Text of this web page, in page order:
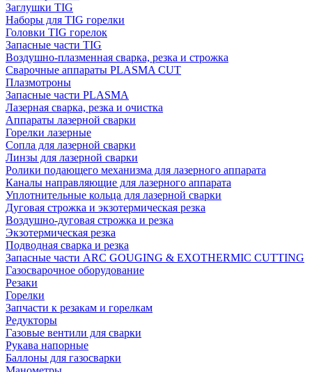
Заглушки TIG
Наборы для TIG горелки
Головки TIG горелок
Запасные части TIG
Воздушно-плазменная сварка, резка и строжка
Сварочные аппараты PLASMA CUT
Плазмотроны
Запасные части PLASMA
Лазерная сварка, резка и очистка
Аппараты лазерной сварки
Горелки лазерные
Сопла для лазерной сварки
Линзы для лазерной сварки
Ролики подающего механизма для лазерного аппарата
Каналы направляющие для лазерного аппарата
Уплотнительные кольца для лазерной сварки
Дуговая строжка и экзотермическая резка
Воздушно-дуговая строжка и резка
Экзотермическая резка
Подводная сварка и резка
Запасные части ARC GOUGING & EXOTHERMIC CUTTING
Газосварочное оборудование
Резаки
Горелки
Запчасти к резакам и горелкам
Редукторы
Газовые вентили для сварки
Рукава напорные
Баллоны для газосварки